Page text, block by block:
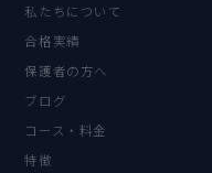
私たちについて
合格実績
保護者の方へ
ブログ
コース・料金
特徴